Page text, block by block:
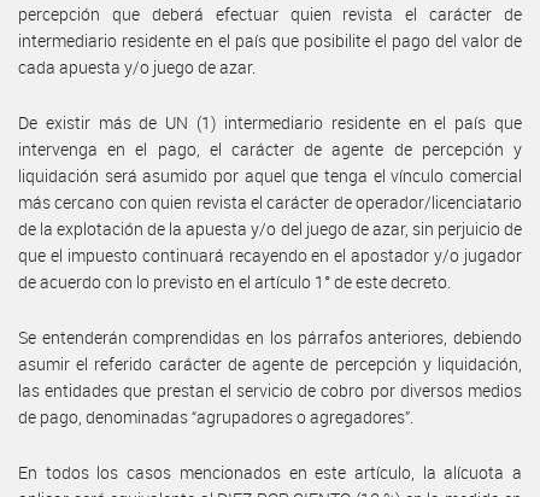
percepción que deberá efectuar quien revista el carácter de
intermediario residente en el país que posibilite el pago del valor de
cada apuesta y/o juego de azar.
De existir más de UN (1) intermediario residente en el país que
intervenga en el pago, el carácter de agente de percepción y
liquidación será asumido por aquel que tenga el vínculo comercial
más cercano con quien revista el carácter de operador/licenciatario
de la explotación de la apuesta y/o del juego de azar, sin perjuicio de
que el impuesto continuará recayendo en el apostador y/o jugador
de acuerdo con lo previsto en el artículo 1° de este decreto.
Se entenderán comprendidas en los párrafos anteriores, debiendo
asumir el referido carácter de agente de percepción y liquidación,
las entidades que prestan el servicio de cobro por diversos medios
de pago, denominadas “agrupadores o agregadores”.
En todos los casos mencionados en este artículo, la alícuota a